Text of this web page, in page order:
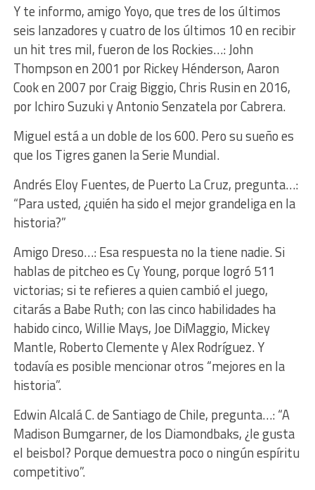
Y te informo, amigo Yoyo, que tres de los últimos
seis lanzadores y cuatro de los últimos 10 en recibir
un hit tres mil, fueron de los Rockies…: John
Thompson en 2001 por Rickey Hénderson, Aaron
Cook en 2007 por Craig Biggio, Chris Rusin en 2016,
por Ichiro Suzuki y Antonio Senzatela por Cabrera.
Miguel está a un doble de los 600. Pero su sueño es
que los Tigres ganen la Serie Mundial.
Andrés Eloy Fuentes, de Puerto La Cruz, pregunta…:
“Para usted, ¿quién ha sido el mejor grandeliga en la
historia?”
Amigo Dreso…: Esa respuesta no la tiene nadie. Si
hablas de pitcheo es Cy Young, porque logró 511
victorias; si te refieres a quien cambió el juego,
citarás a Babe Ruth; con las cinco habilidades ha
habido cinco, Willie Mays, Joe DiMaggio, Mickey
Mantle, Roberto Clemente y Alex Rodríguez. Y
todavía es posible mencionar otros “mejores en la
historia”.
Edwin Alcalá C. de Santiago de Chile, pregunta…: “A
Madison Bumgarner, de los Diamondbaks, ¿le gusta
el beisbol? Porque demuestra poco o ningún espíritu
competitivo”.